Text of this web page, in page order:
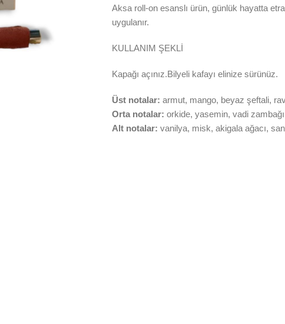
Aksa roll-on esanslı ürün, günlük hayatta
uygulanır.
KULLANIM ŞEKLİ
Kapağı açınız.Bilyeli kafayı elinize sürünüz.
Üst notalar: armut, mango, beyaz şeftali,
Orta notalar: orkide, yasemin, vadi zambağı
Alt notalar: vanilya, misk, akigala ağacı,